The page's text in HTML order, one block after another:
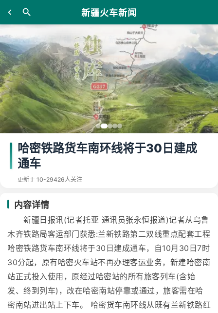
新疆火车新闻
哈密铁路货车南环线将于30日建成
通车
更新于 10-29426人关注
内容详情
新疆日报讯(记者托亚 通讯员张永恒报道)记者从乌鲁
木齐铁路局客运部门获悉:兰新铁路第二双线重点配套工程
哈密铁路货车南环线将于30日建成通车，自10月30日7时
30分起，原有哈密火车站不再办理客运业务，新建哈密南
站正式投入使用，原经过哈密站的所有旅客列车(含始
发、终到列车)，改在哈密南站停靠或通过，旅客需在哈
密南站进出站上下车。 哈密货车南环线从既有兰新铁路红